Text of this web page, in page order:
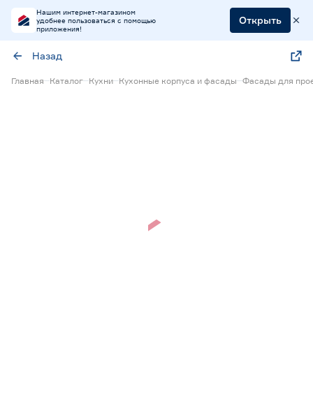
Нашим интернет-магазином
удобнее пользоваться с помощью
приложения!
Открыть
Назад
Главная Каталог Кухни Кухонные корпуса и фасады Фасады для